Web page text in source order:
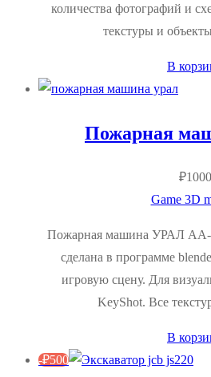
количества фотографий и
текстуры и
В
Пожарная
₽1000
Game 3D
Пожарная машина УРАЛ АА-
сделана в программе
игровую сцену. Для
KeyShot. Все
В
-₽500